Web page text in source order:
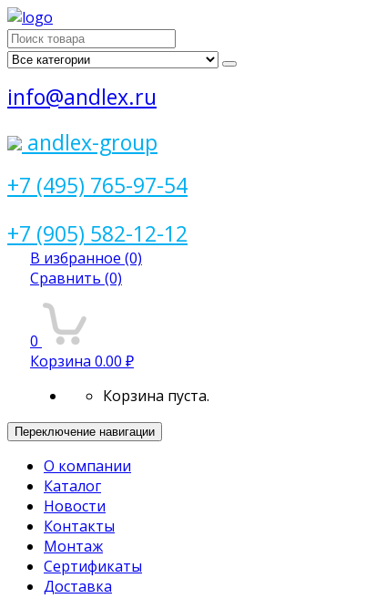
Поиск
для:
info@andlex.ru
andlex-group
+7 (495) 765-97-54
+7 (905) 582-12-12
В избранное (0)
Сравнить (0)
0
Корзина 0.00 ₽
Корзина пуста.
Переключение навигации
О компании
Каталог
Новости
Контакты
Монтаж
Сертификаты
Доставка